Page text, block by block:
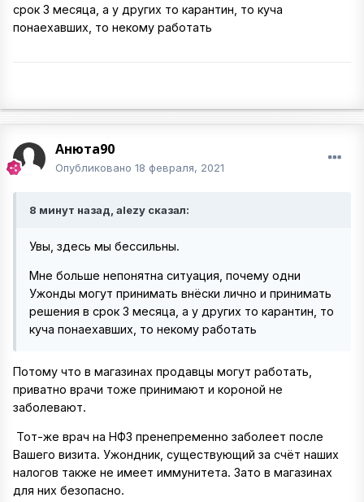
срок 3 месяца, а у других то карантин, то куча
понаехавших, то некому работать
Анюта90
Опубликовано 18 февраля, 2021
8 минут назад, alezy сказал:
Увы, здесь мы бессильны.
Мне больше непонятна ситуация, почему одни
Ужонды могут принимать внёски лично и принимать
решения в срок 3 месяца, а у других то карантин, то
куча понаехавших, то некому работать
Потому что в магазинах продавцы могут работать,
приватно врачи тоже принимают и короной не
заболевают.
Тот-же врач на НФЗ пренепременно заболеет после
Вашего визита. Ужондник, существующий за счёт наших
налогов также не имеет иммунитета. Зато в магазинах
для них безопасно.